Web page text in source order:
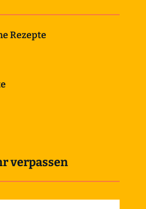
Rezepte
verpassen